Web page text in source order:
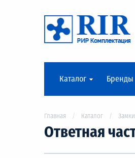
Каталог Бренды
Главная Каталог
Ответная